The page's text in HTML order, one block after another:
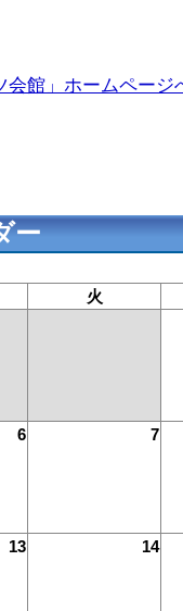
会館」ホームページ
ー
火
6 7
13 14